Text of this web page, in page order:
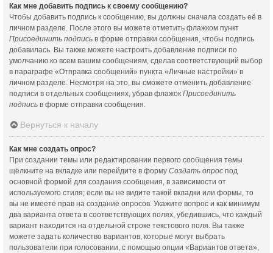
Как мне добавить подпись к своему сообщению?
Чтобы добавить подпись к сообщению, вы должны сначала создать её в
личном разделе. После этого вы можете отметить флажком пункт
Присоединить подпись в форме отправки сообщения, чтобы подпись
добавилась. Вы также можете настроить добавление подписи по
умолчанию ко всем вашим сообщениям, сделав соответствующий выбор
в параграфе «Отправка сообщений» пункта «Личные настройки» в
личном разделе. Несмотря на это, вы сможете отменить добавление
подписи в отдельных сообщениях, убрав флажок Присоединить
подпись в форме отправки сообщения.
Вернуться к началу
Как мне создать опрос?
При создании темы или редактировании первого сообщения темы
щёлкните на вкладке или перейдите в форму Создать опрос под
основной формой для создания сообщения, в зависимости от
используемого стиля; если вы не видите такой вкладки или формы, то
вы не имеете прав на создание опросов. Укажите вопрос и как минимум
два варианта ответа в соответствующих полях, убедившись, что каждый
вариант находится на отдельной строке текстового поля. Вы также
можете задать количество вариантов, которые могут выбрать
пользователи при голосовании, с помощью опции «Вариантов ответа»,